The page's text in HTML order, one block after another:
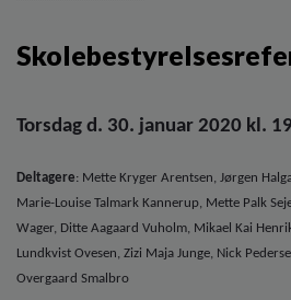
Torsdag d. 30. januar 2020 kl.
Deltagere: Mette Kryger Arentsen, Jørgen
Marie-Louise Talmark Kannerup, Mette Palk
Wager, Ditte Aagaard Vuholm, Mikael Kai
Lundkvist Ovesen, Zizi Maja Junge, Nick
Overgaard Smalbro